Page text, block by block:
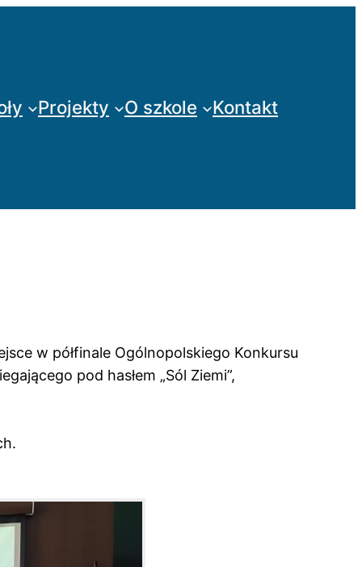
Projekty O szkole Kontakt
w półfinale Ogólnopolskiego Konkursu
pod hasłem „Sól Ziemi”,